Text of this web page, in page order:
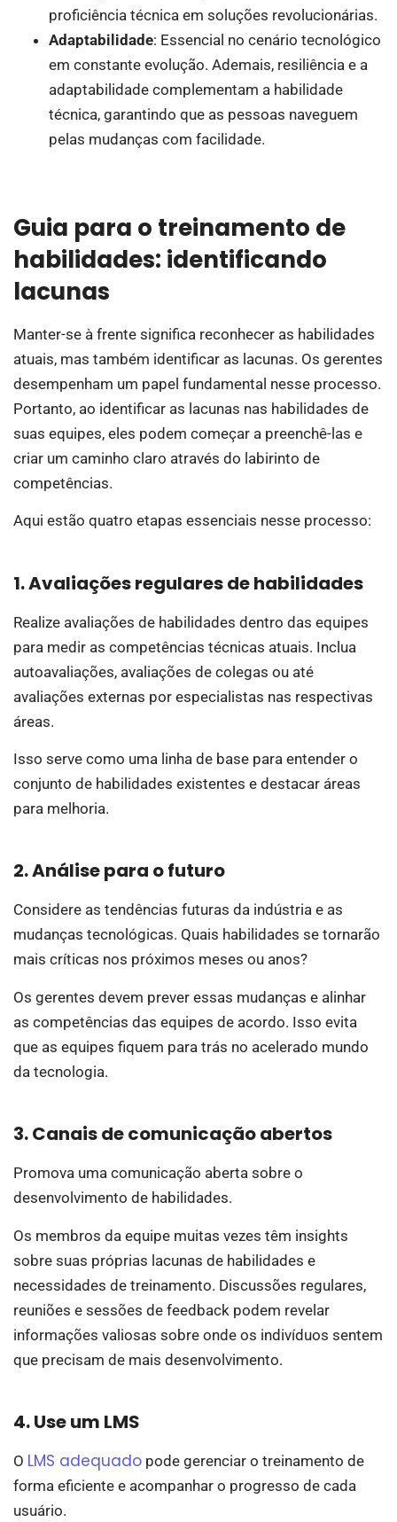
proficiência técnica em soluções revolucionárias.
Adaptabilidade: Essencial no cenário tecnológico
em constante evolução. Ademais, resiliência e a
adaptabilidade complementam a habilidade
técnica, garantindo que as pessoas naveguem
pelas mudanças com facilidade.
Guia para o treinamento de
habilidades: identificando
lacunas
Manter-se à frente significa reconhecer as habilidades
atuais, mas também identificar as lacunas. Os gerentes
desempenham um papel fundamental nesse processo.
Portanto, ao identificar as lacunas nas habilidades de
suas equipes, eles podem começar a preenchê-las e
criar um caminho claro através do labirinto de
competências.
Aqui estão quatro etapas essenciais nesse processo:
1. Avaliações regulares de habilidades
Realize avaliações de habilidades dentro das equipes
para medir as competências técnicas atuais. Inclua
autoavaliações, avaliações de colegas ou até
avaliações externas por especialistas nas respectivas
áreas.
Isso serve como uma linha de base para entender o
conjunto de habilidades existentes e destacar áreas
para melhoria.
2. Análise para o futuro
Considere as tendências futuras da indústria e as
mudanças tecnológicas. Quais habilidades se tornarão
mais críticas nos próximos meses ou anos?
Os gerentes devem prever essas mudanças e alinhar
as competências das equipes de acordo. Isso evita
que as equipes fiquem para trás no acelerado mundo
da tecnologia.
3. Canais de comunicação abertos
Promova uma comunicação aberta sobre o
desenvolvimento de habilidades.
Os membros da equipe muitas vezes têm insights
sobre suas próprias lacunas de habilidades e
necessidades de treinamento. Discussões regulares,
reuniões e sessões de feedback podem revelar
informações valiosas sobre onde os indivíduos sentem
que precisam de mais desenvolvimento.
4. Use um LMS
O LMS adequado pode gerenciar o treinamento de
forma eficiente e acompanhar o progresso de cada
usuário.